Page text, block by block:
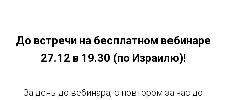
До встречи на бесплатном вебинаре
27.12 в 19.30 (по Израилю)!
За день до вебинара, с повтором за час до